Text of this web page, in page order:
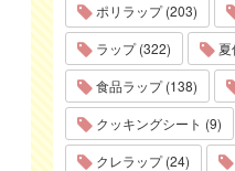
ポリラップ (203)
ラップ (322)
夏
食品ラップ (138)
クッキングシート (9)
クレラップ (24)